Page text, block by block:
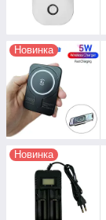
Новинка
Новинка